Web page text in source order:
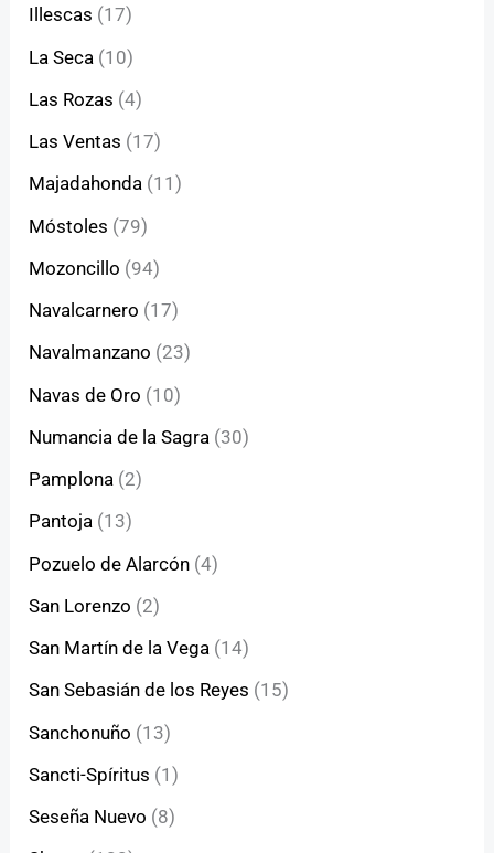
Illescas (17)
La Seca (10)
Las Rozas (4)
Las Ventas (17)
Majadahonda (11)
Móstoles (79)
Mozoncillo (94)
Navalcarnero (17)
Navalmanzano (23)
Navas de Oro (10)
Numancia de la Sagra (30)
Pamplona (2)
Pantoja (13)
Pozuelo de Alarcón (4)
San Lorenzo (2)
San Martín de la Vega (14)
San Sebasián de los Reyes (15)
Sanchonuño (13)
Sancti-Spíritus (1)
Seseña Nuevo (8)